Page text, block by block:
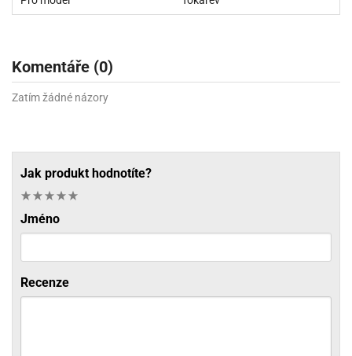
Komentáře (0)
Zatím žádné názory
Jak produkt hodnotíte?
Jméno
Recenze